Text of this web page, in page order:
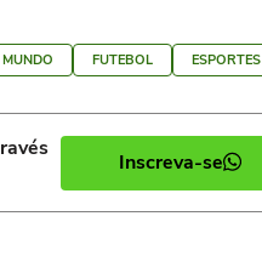
FUTEBOL ESPORTES
Inscreva-se